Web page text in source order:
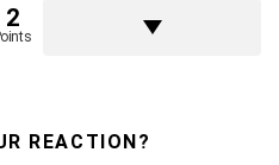
2
REACTION?